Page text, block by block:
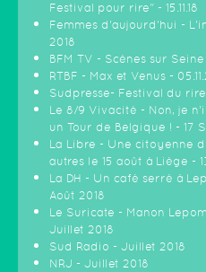
Festival pour rire" - 15.11.18
Femmes d'aujourd'hui -
2018
BFM TV - Scènes sur
RTBF - Max et Venus -
Sudpresse- Festival du
Le 8/9 Vivacité - Non, je
un Tour de Belgique ! - 17
La Libre - Une citoyenne
autres le 15 août à Liège -
La DH - Un café serré à
Août 2018
Le Suricate - Manon
Juillet 2018
Sud Radio - Juillet 2018
NRJ - Juillet 2018